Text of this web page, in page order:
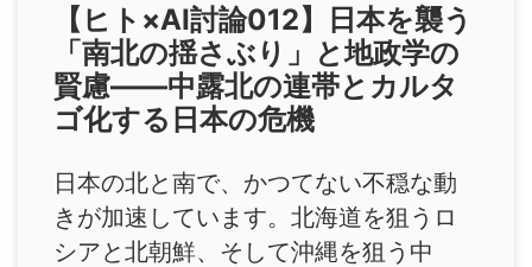
【ヒト×AI討論012】日本を襲う
「南北の揺さぶり」と地政学の
賢慮――中露北の連帯とカルタ
ゴ化する日本の危機
日本の北と南で、かつてない不穏な動
きが加速しています。北海道を狙うロ
シアと北朝鮮、そして沖縄を狙う中